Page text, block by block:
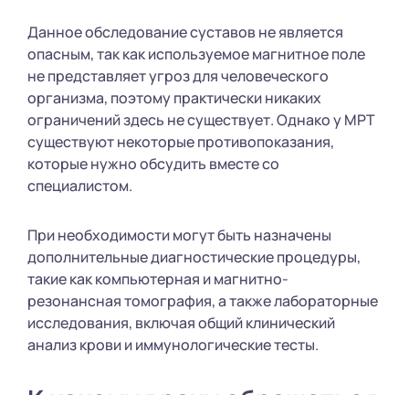
Данное обследование суставов не является
опасным, так как используемое магнитное поле
не представляет угроз для человеческого
организма, поэтому практически никаких
ограничений здесь не существует. Однако у МРТ
существуют некоторые противопоказания,
которые нужно обсудить вместе со
специалистом.
При необходимости могут быть назначены
дополнительные диагностические процедуры,
такие как компьютерная и магнитно-
резонансная томография, а также лабораторные
исследования, включая общий клинический
анализ крови и иммунологические тесты.